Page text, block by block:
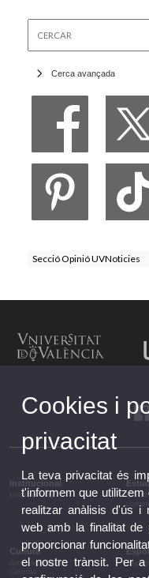
Cerca avançada
Secció Opinió UVNoticies
Institucional
Institucional
Cultura
Arts escèniques
Cookies i
privacitat
La teva privacitat és
t'informem que
realitzar anàlisis d'ús i
web amb la finalitat de
proporcionar
el nostre trànsit. Per